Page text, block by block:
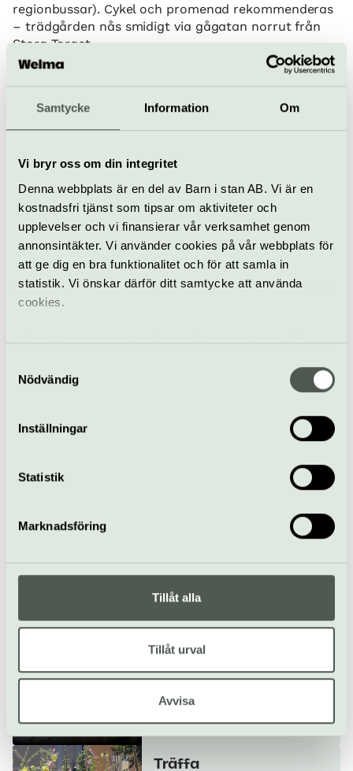
Samtycke Information Om
Vi bryr oss om din integritet
Denna webbplats är en del av Barn i stan AB. Vi är en
kostnadsfri tjänst som tipsar om aktiviteter och
upplevelser och vi finansierar vår verksamhet genom
annonsintäkter. Vi använder cookies på vår webbplats för
att ge dig en bra funktionalitet och för att samla in
statistik. Vi önskar därför ditt samtycke att använda
cookies.
Vi använder enhetsidentifierare för att analysera vår
samt tillhandahålla funktioner för sociala medier. Vi
vidarebefordrar även sådana identifierare och annan
information från din enhet till de sociala medier och
annons- och analysföretag som vi samarbetar med.
information som du har tillhandahållit eller som de har
Nödvändig
Inställningar
Statistik
Marknadsföring
Tillåt alla
Tillåt urval
Avvisa
regionbussar). Cykel och promenad rekommenderas
– trädgården nås smidigt via gågatan norrut från
Stora Torget.
Linnéträdgården
bokning@botan.uu.se
Köp biljett
Allt som händer –
Linnéträdgården
Workshop/kurs
Botaniska broderier:
brodera i orangeriet
24 jun–23 aug
Linnéträdgården
Träffa